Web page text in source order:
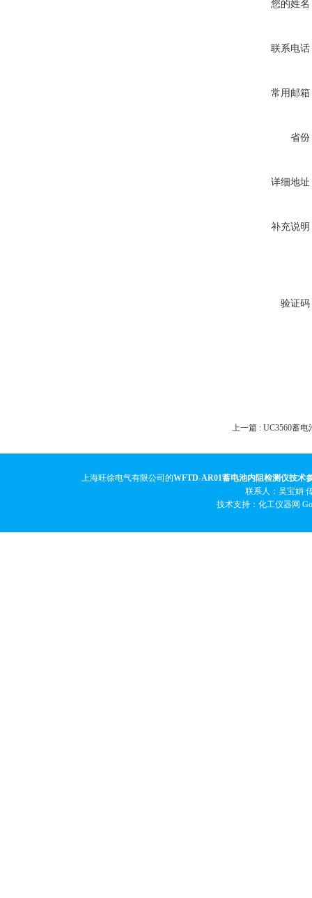
您的姓名
联系电话
常用邮箱
省份
详细地址
补充说明
验证码
上一篇 : UC3560蓄
上海旺徐电气有限公司的WFTD-AR01蓄电池内阻检测仪技术
联系人：吴宝娟
技术支持：化工仪器网